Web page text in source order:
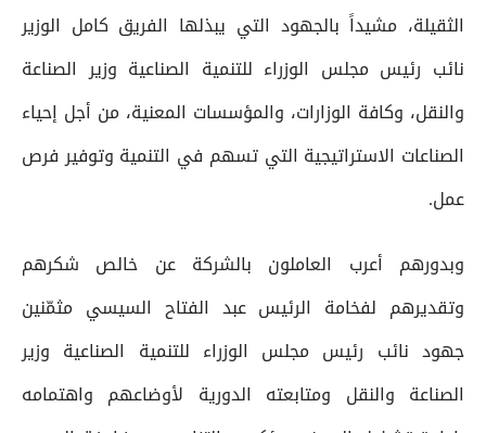
الثقيلة، مشيداً بالجهود التي يبذلها الفريق كامل الوزير
نائب رئيس مجلس الوزراء للتنمية الصناعية وزير الصناعة
والنقل، وكافة الوزارات، والمؤسسات المعنية، من أجل إحياء
الصناعات الاستراتيجية التي تسهم في التنمية وتوفير فرص
عمل.
وبدورهم أعرب العاملون بالشركة عن خالص شكرهم
وتقديرهم لفخامة الرئيس عبد الفتاح السيسي مثمّنين
جهود نائب رئيس مجلس الوزراء للتنمية الصناعية وزير
الصناعة والنقل ومتابعته الدورية لأوضاعهم واهتمامه